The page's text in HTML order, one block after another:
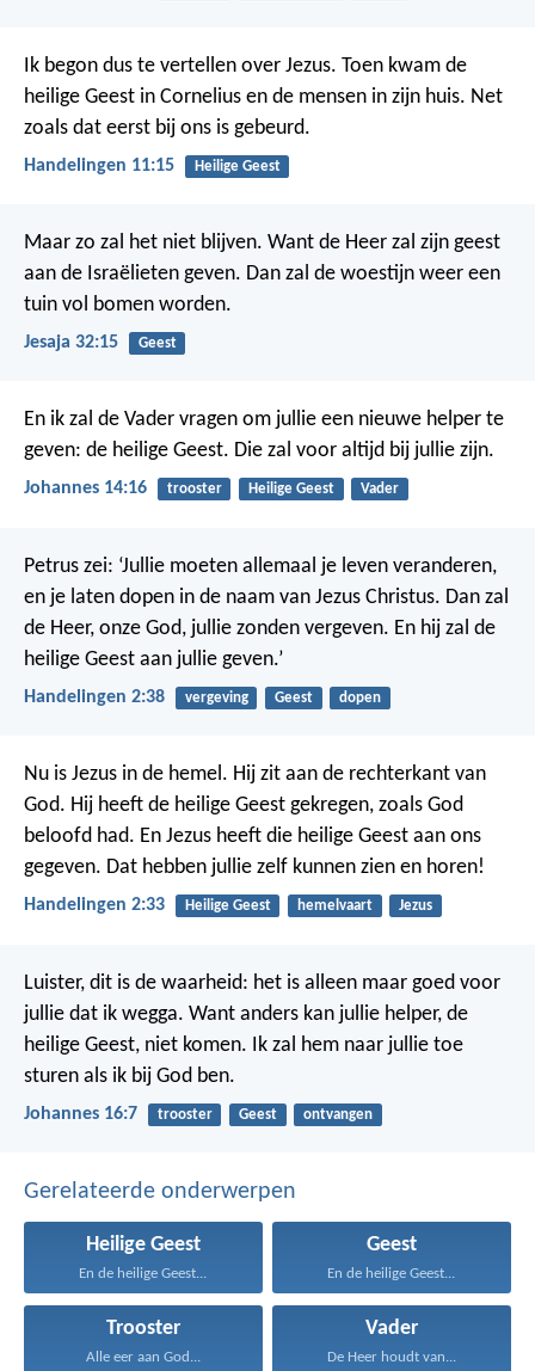
Ik begon dus te vertellen over Jezus. Toen kwam de
heilige Geest in Cornelius en de mensen in zijn huis. Net
zoals dat eerst bij ons is gebeurd.
Handelingen 11:15 Heilige Geest
Maar zo zal het niet blijven. Want de Heer zal zijn geest
aan de Israëlieten geven. Dan zal de woestijn weer een
tuin vol bomen worden.
Jesaja 32:15 Geest
En ik zal de Vader vragen om jullie een nieuwe helper te
geven: de heilige Geest. Die zal voor altijd bij jullie zijn.
Johannes 14:16 trooster Heilige Geest Vader
Petrus zei: ‘Jullie moeten allemaal je leven veranderen,
en je laten dopen in de naam van Jezus Christus. Dan zal
de Heer, onze God, jullie zonden vergeven. En hij zal de
heilige Geest aan jullie geven.’
Handelingen 2:38 vergeving Geest dopen
Nu is Jezus in de hemel. Hij zit aan de rechterkant van
God. Hij heeft de heilige Geest gekregen, zoals God
beloofd had. En Jezus heeft die heilige Geest aan ons
gegeven. Dat hebben jullie zelf kunnen zien en horen!
Handelingen 2:33 Heilige Geest hemelvaart Jezus
Luister, dit is de waarheid: het is alleen maar goed voor
jullie dat ik wegga. Want anders kan jullie helper, de
heilige Geest, niet komen. Ik zal hem naar jullie toe
sturen als ik bij God ben.
Johannes 16:7 trooster Geest ontvangen
Gerelateerde onderwerpen
Heilige Geest
En de heilige Geest...
Geest
En de heilige Geest...
Trooster
Alle eer aan God...
Vader
De Heer houdt van...